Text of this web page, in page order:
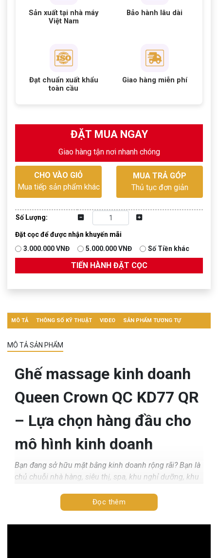
Sản xuất tại nhà máy
Việt Nam
Bảo hành lâu dài
Đạt chuẩn xuất khẩu
toàn cầu
Giao hàng miễn phí
ĐẶT MUA NGAY
Giao hàng tận nơi nhanh chóng
CHO VÀO GIỎ
Mua tiếp sản phẩm khác
MUA TRẢ GÓP
Thủ tục đơn giản
Số Lượng:
Đặt cọc để được nhận khuyến mãi
3.000.000 VNĐ
5.000.000 VNĐ Số Tiền khác
TIẾN HÀNH ĐẶT CỌC
MÔ TẢ THÔNG SỐ KỸ THUẬT VIDEO SẢN PHẨM TƯƠNG TỰ
MÔ TẢ SẢN PHẨM
Ghế massage kinh doanh
Queen Crown QC KD77 QR
– Lựa chọn hàng đầu cho
mô hình kinh doanh
Bạn đang sở hữu mặt bằng kinh doanh rộng rãi? Bạn là
chủ chuỗi nhà hàng, siêu thị, spa, khu nghỉ dưỡng, khu
lời? Hoặc đơn giản bạn đang muốn khởi nghiệp kinh
doanh? Vậy tại sao bạn không thử kinh doanh ghế
massage thu tiền tự động với model Queen Crown QC
Đọc thêm